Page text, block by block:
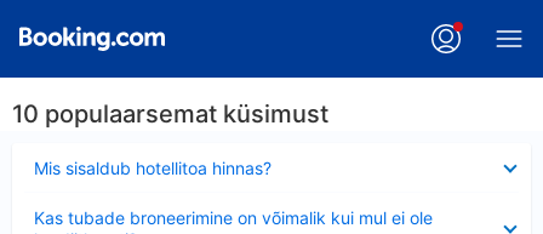
10 populaarsemat küsimust
Mis sisaldub hotellitoa hinnas?
Kas tubade broneerimine on võimalik kui mul ei ole